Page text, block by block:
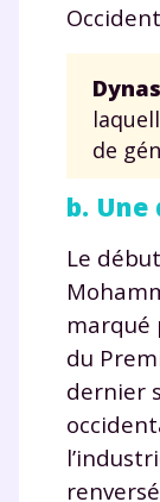
de
b.
Le
marqué
du
dernier